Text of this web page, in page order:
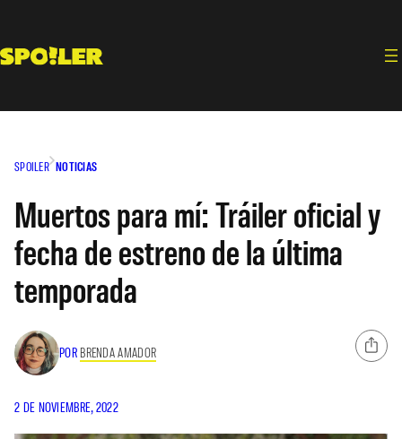
contenido
SPOILER NOTICIAS
Muertos para mí: Tráiler oficial y
fecha de estreno de la última
temporada
POR BRENDA AMADOR
2 DE NOVIEMBRE, 2022